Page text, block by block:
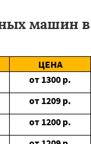
машин в
ЦЕНА
от 1300 р.
от 1209 р.
от 1200 р.